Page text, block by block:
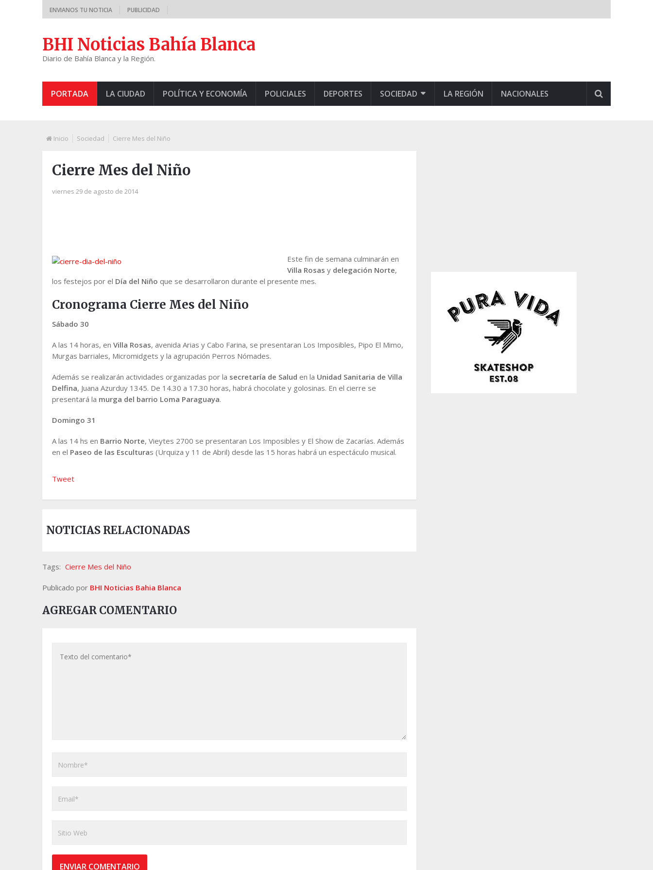
ENVIANOS TU NOTICIA PUBLICIDAD
BHI Noticias Bahía Blanca
Diario de Bahía Blanca y la Región.
PORTADA LA CIUDAD POLÍTICA Y ECONOMÍA POLICIALES DEPORTES SOCIEDAD LA REGIÓN NACIONALES
Inicio Sociedad Cierre Mes del Niño
Cierre Mes del Niño
viernes 29 de agosto de 2014
Este fin de semana culminarán en
Villa Rosas y delegación Norte,
los festejos por el Día del Niño que se desarrollaron durante el presente mes.
Cronograma Cierre Mes del Niño
Sábado 30
A las 14 horas, en Villa Rosas, avenida Arias y Cabo Farina, se presentaran Los Imposibles, Pipo El Mimo,
Murgas barriales, Micromidgets y la agrupación Perros Nómades.
Además se realizarán actividades organizadas por la secretaría de Salud en la Unidad Sanitaria de Villa
Delfina, Juana Azurduy 1345. De 14.30 a 17.30 horas, habrá chocolate y golosinas. En el cierre se
presentará la murga del barrio Loma Paraguaya.
Domingo 31
A las 14 hs en Barrio Norte, Vieytes 2700 se presentaran Los Imposibles y El Show de Zacarías. Además
en el Paseo de las Esculturas (Urquiza y 11 de Abril) desde las 15 horas habrá un espectáculo musical.
Tweet
NOTICIAS RELACIONADAS
Tags: Cierre Mes del Niño
Publicado por BHI Noticias Bahia Blanca
AGREGAR COMENTARIO